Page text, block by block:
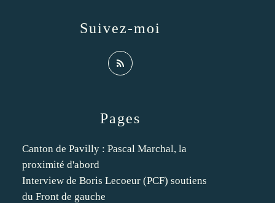
Pages
Canton de Pavilly : Pascal Marchal, la
proximité d'abord
Interview de Boris Lecoeur (PCF) soutiens
du Front de gauche
Suivez-moi